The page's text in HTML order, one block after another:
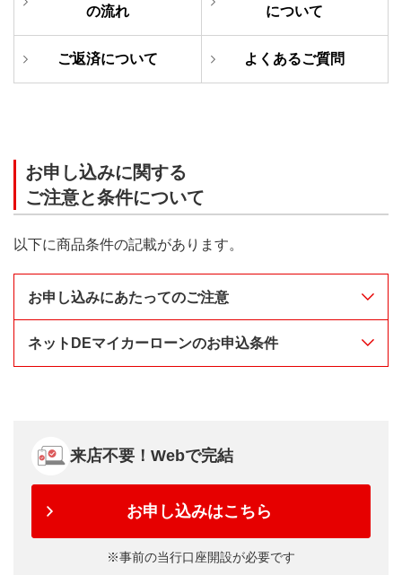
の流れ
について
ご返済について よくあるご質問
お申し込みに関する
ご注意と条件について
以下に商品条件の記載があります。
お申し込みにあたってのご注意
事業用・転売用・賃貸用車両のご購入にはご利
ただきます。
ご提出いただいた申込書・必要書類等については、
個人情報に十分配慮のうえ、お取り扱いします。な
ください。
ネットDEマイカーローンのお申込条件
年齢が申込時に満18歳以上、完済時に満70歳の誕生
日までで、保証会社（㈱ジャックス）の保証を受け
前年度の税込年収（事業所得の方は申告所得）が
200万円以上のお客さま
年金収入のみのお客さまは対象外です。
来店不要！Webで完結
お申し込みはこちら
事前の当行口座開設が必要です